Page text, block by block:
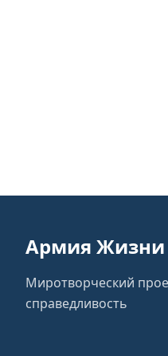
Армия Жизни
Миротворческий
справедливость